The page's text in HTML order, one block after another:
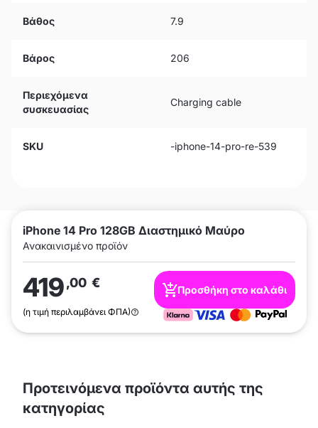
iPhone 14 Pro 128GB Διαστημικό Μαύρο
Ανακαινισμένο προϊόν
419,00 €
(η τιμή περιλαμβάνει ΦΠΑ)
Προσθήκη στο καλάθι
Βάθος 7.9
Βάρος 206
Περιεχόμενα
συσκευασίας
Charging cable
SKU -iphone-14-pro-re-539
Προτεινόμενα προϊόντα αυτής της
κατηγορίας